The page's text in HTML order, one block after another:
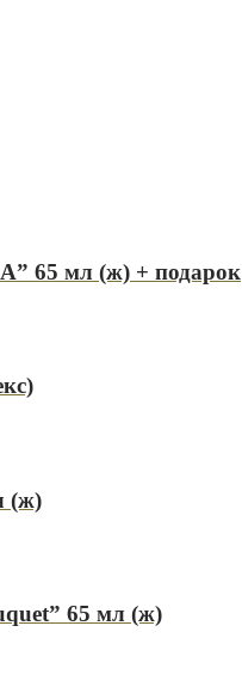
65 мл (ж) + подарок
(ж)
65 мл (ж)